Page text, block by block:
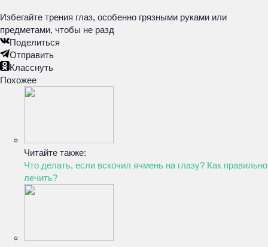
Избегайте трения глаз, особенно грязными руками или
предметами, чтобы не разд
Поделиться
Отправить
Класснуть
Похожее
Читайте также:
Что делать, если вскочил ячмень на глазу? Как правильно
лечить?